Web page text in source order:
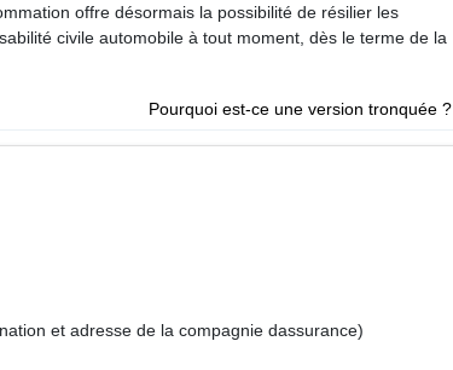
offre désormais la possibilité de résilier les
civile automobile à tout moment, dès le terme de la
Pourquoi est-ce une version tronquée ?
compagnie dassurance)